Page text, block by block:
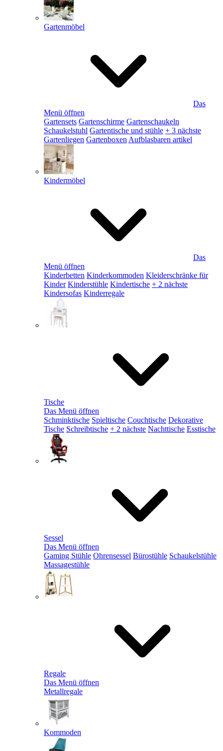
Gartenmöbel
Das
Menü öffnen
Gartensets Gartenschirme Gartenschaukeln
Schaukelstuhl Gartentische und stühle + 3 nächste
Gartenliegen Gartenboxen Aufblasbaren artikel
Kindermöbel
Das
Menü öffnen
Kinderbetten Kinderkommoden Kleiderschränke für
Kinder Kinderstühle Kindertische + 2 nächste
Kindersofas Kinderregale
Tische
Das Menü öffnen
Schminktische Spieltische Couchtische Dekorative
Tische Schreibtische + 2 nächste Nachttische Esstische
Sessel
Das Menü öffnen
Gaming Stühle Ohrensessel Bürostühle Schaukelstühle
Massagestühle
Regale
Das Menü öffnen
Metallregale
Kommoden